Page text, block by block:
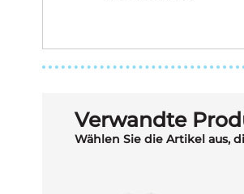
Verwandte
Wählen Sie die Artikel aus,